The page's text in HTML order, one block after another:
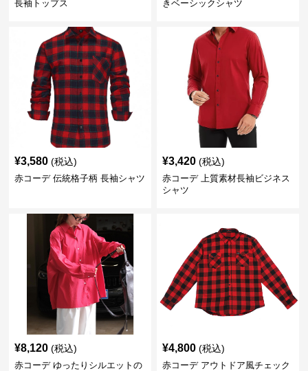
長袖トップス
きベーシックシャツ
¥3,580 (税込)
赤コーデ 伝統格子柄 長袖シャツ
¥3,420 (税込)
赤コーデ 上質素材長袖ビジネス
シャツ
¥8,120 (税込)
赤コーデ ゆったりシルエットの
¥4,800 (税込)
赤コーデ アウトドア風チェック